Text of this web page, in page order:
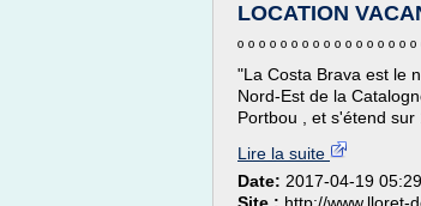
LOCATION
º º º º º º º º º º º º º º º º
"La Costa Brava est le
Nord-Est de la
Portbou , et s'étend sur
Lire la suite
Date: 2017-04-19